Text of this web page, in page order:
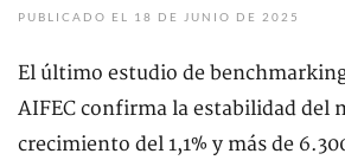
PUBLICADO EL 18 DE JUNIO DE 2025
El último estudio de
AIFEC confirma la estabilidad del
crecimiento del 1,1% y más de